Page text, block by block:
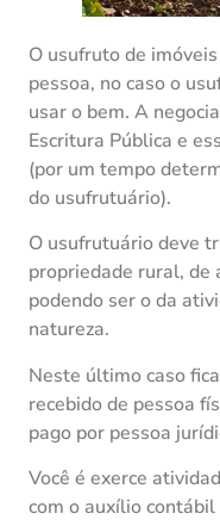
O usufruto de
pessoa, no caso o
usar o bem. A
Escritura Pública e
(por um tempo
do usufrutuário).
O usufrutuário deve
propriedade rural, de
podendo ser o da
natureza.
Neste último caso
recebido de pessoa
pago por pessoa
Você é exerce
com o auxílio